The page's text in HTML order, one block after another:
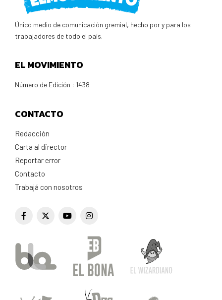
Único medio de comunicación gremial, hecho por y para los
trabajadores de todo el país.
EL MOVIMIENTO
Número de Edición : 1438
CONTACTO
Redacción
Carta al director
Reportar error
Contacto
Trabajá con nosotros